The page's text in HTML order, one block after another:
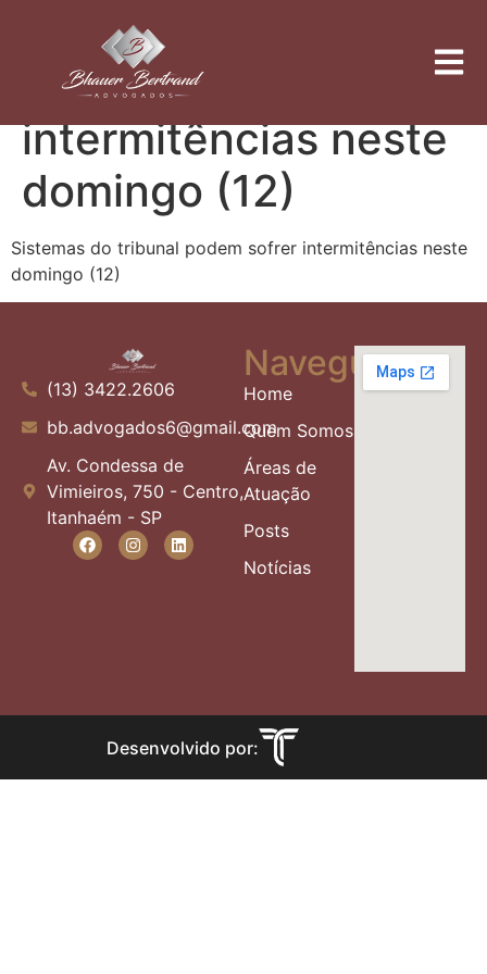
Sistemas do tribunal
podem sofrer
intermitências neste
domingo (12)
Sistemas do tribunal podem sofrer intermitências neste
domingo (12)
(13) 3422.2606
bb.advogados6@gmail.com
Av. Condessa de
Vimieiros, 750 - Centro,
Itanhaém - SP
Navegue
Home
Quem Somos
Áreas de
Atuação
Posts
Notícias
Desenvolvido por: